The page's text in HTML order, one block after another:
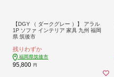
【DGY （ ダークグレー ）】 アラル
1P ソファ インテリア 家具 九州 福岡
県 筑後市
残りわずか
福岡県筑後市
95,800 円